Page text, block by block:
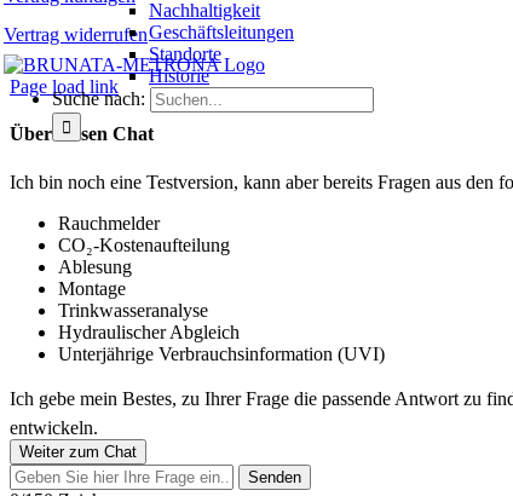
Nachhaltigkeit
Geschäftsleitungen
Standorte
Historie
Suche nach:
Vertrag widerrufen
Page load link
Über diesen Chat
Ich bin noch eine Testversion, kann aber bereits Fragen aus den
Rauchmelder
CO₂-Kostenaufteilung
Ablesung
Montage
Trinkwasseranalyse
Hydraulischer Abgleich
Unterjährige Verbrauchsinformation (UVI)
Ich gebe mein Bestes, zu Ihrer Frage die passende Antwort zu
entwickeln.
Weiter zum Chat
Senden